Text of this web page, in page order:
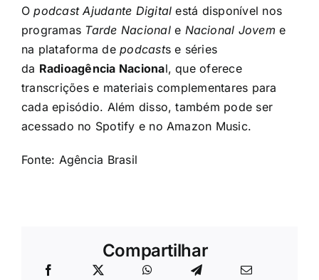
Opodcast Ajudante Digital está disponível nos
programas Tarde Nacionale Nacional Jovem e
na plataforma depodcasts e séries
da Radioagência Nacional, que oferece
transcrições e materiais complementares para
cada episódio. Além disso, também pode ser
acessado no Spotify e no Amazon Music.
Fonte: Agência Brasil
Compartilhar